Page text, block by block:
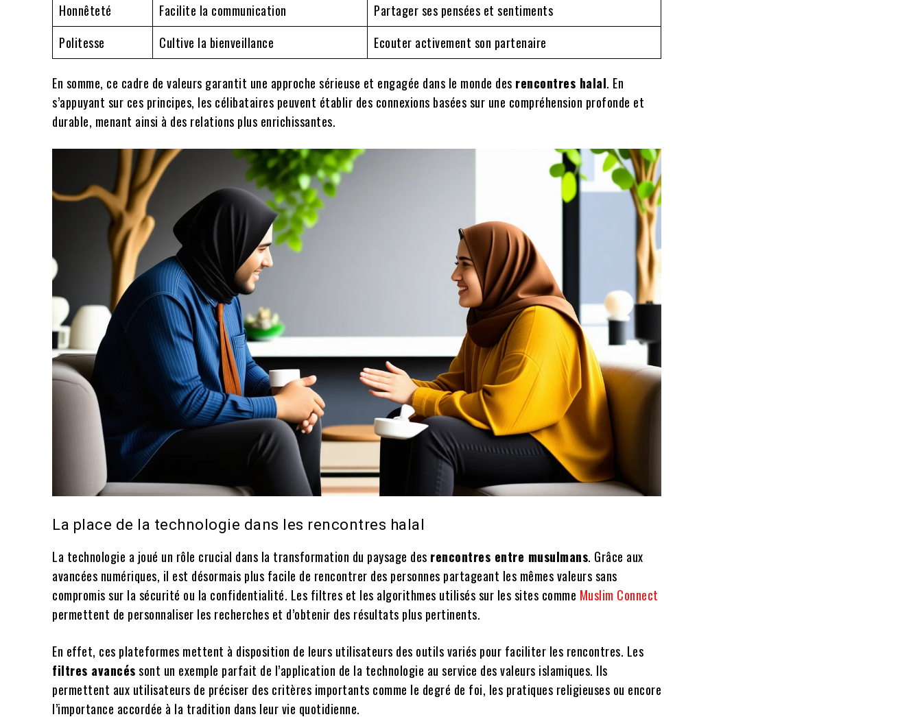
Honnêteté
Facilite la communication
Partager ses pensées et sentiments
Politesse
Cultive la bienveillance Ecouter activement son partenaire
En somme, ce cadre de valeurs garantit une approche sérieuse et engagée dans le monde des rencontres halal. En
s’appuyant sur ces principes, les célibataires peuvent établir des connexions basées sur une compréhension profonde et
durable, menant ainsi à des relations plus enrichissantes.
La place de la technologie dans les rencontres halal
La technologie a joué un rôle crucial dans la transformation du paysage des rencontres entre musulmans. Grâce aux
avancées numériques, il est désormais plus facile de rencontrer des personnes partageant les mêmes valeurs sans
compromis sur la sécurité ou la confidentialité. Les filtres et les algorithmes utilisés sur les sites comme Muslim Connect
permettent de personnaliser les recherches et d’obtenir des résultats plus pertinents.
En effet, ces plateformes mettent à disposition de leurs utilisateurs des outils variés pour faciliter les rencontres. Les
filtres avancéssont un exemple parfait de l’application de la technologie au service des valeurs islamiques. Ils
permettent aux utilisateurs de préciser des critères importants comme le degré de foi, les pratiques religieuses ou encore
l’importance accordée à la tradition dans leur vie quotidienne.